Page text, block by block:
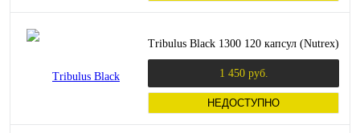
Tribulus Black 1300 120 капсул (Nutrex)
1 450 руб.
НЕДОСТУПНО